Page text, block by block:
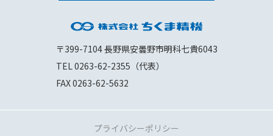
〒399-7104 長野県安曇野市明科七貴6043
TEL 0263-62-2355（代表）
FAX 0263-62-5632
プライバシーポリシー